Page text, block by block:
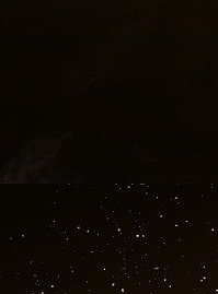
Si Dionysos était
singeait les
annonciatrice de
tous les tabous y